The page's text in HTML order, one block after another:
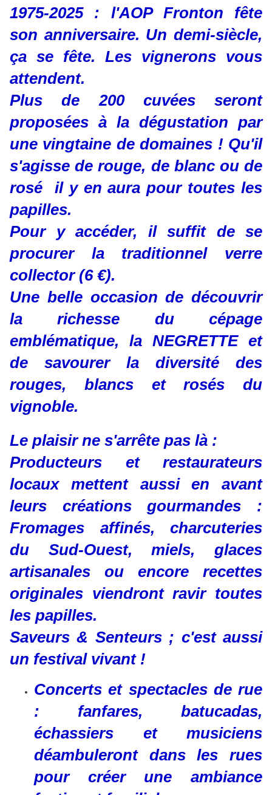
1975-2025 : l'AOP Fronton fête
son anniversaire. Un demi-siècle,
ça se fête. Les vignerons vous
attendent.
Plus de 200 cuvées seront
proposées à la dégustation par
une vingtaine de domaines ! Qu'il
s'agisse de rouge, de blanc ou de
rosé il y en aura pour toutes les
papilles.
Pour y accéder, il suffit de se
procurer la traditionnel verre
collector (6 €).
Une belle occasion de découvrir
la richesse du cépage
emblématique, la NEGRETTE et
de savourer la diversité des
rouges, blancs et rosés du
vignoble.
Le plaisir ne s'arrête pas là :
Producteurs et restaurateurs
locaux mettent aussi en avant
leurs créations gourmandes :
Fromages affinés, charcuteries
du Sud-Ouest, miels, glaces
artisanales ou encore recettes
originales viendront ravir toutes
les papilles.
Saveurs & Senteurs ; c'est aussi
un festival vivant !
Concerts et spectacles de rue
: fanfares, batucadas,
échassiers et musiciens
déambuleront dans les rues
pour créer une ambiance